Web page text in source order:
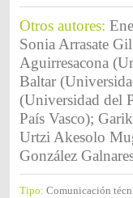
Otros autores:
Sonia Arrasate
Aguirresacona
Baltar
(Universidad del
País Vasco);
Urtzi Akesolo
González
Tipo: Comunicación